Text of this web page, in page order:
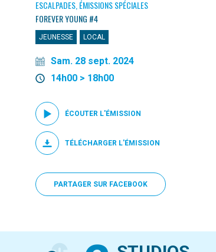
ESCALPADES, ÉMISSIONS SPÉCIALES
FOREVER YOUNG #4
JEUNESSE LOCAL
Sam. 28 sept. 2024
14h00 > 18h00
ÉCOUTER L'ÉMISSION
TÉLÉCHARGER L'ÉMISSION
PARTAGER SUR FACEBOOK